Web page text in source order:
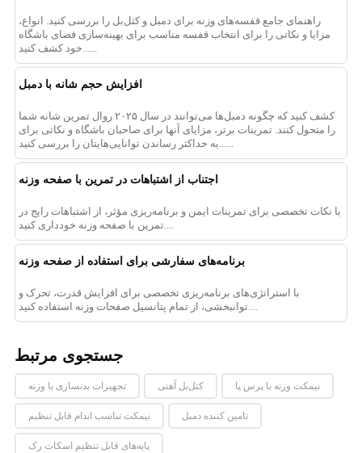
راهنمای جامع قفسه‌های وزنه برای دمبل و کتل‌بل را بررسی کنید. انواع،
مزایا و نکاتی را برای انتخاب قفسه مناسب برای بهینه‌سازی فضای باشگاه
افزایش حجم شانه با دمبل
کشف کنید که چگونه دمبل‌ها می‌توانند در سال ۲۰۲۵ روال تمرین شانه شما
را متحول کنند. تمرینات برتر، مزایای آنها برای صاحبان باشگاه و نکاتی برای
اجتناب از اشتباهات در تمرین با صفحه وزنه
با نکات تخصصی برای تمرینات ایمن و برنامه‌ریزی مؤثر، از اشتباهات رایج در
برنامه‌های سفارشی برای استفاده از صفحه وزنه
با استراتژی‌های برنامه‌ریزی تخصصی برای افزایش قدرت، تحرک و
جستجوی مرتبط
تجهیزات بدنسازی با وزنه کتل‌بل آهنی نیمکت وزنه با پرس پا
نیمکت تناسب اندام قابل تنظیم تامین کننده دمبل
پایه‌های قابل تنظیم اسکات رک